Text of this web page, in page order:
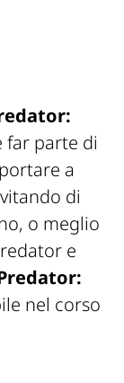
far parte di
a
di
o meglio
e
nel corso